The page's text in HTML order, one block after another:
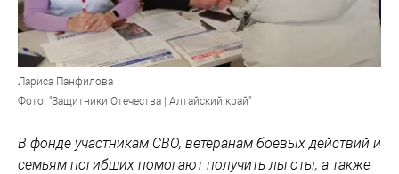
Лариса Панфилова
Фото: "Защитники Отечества | Алтайский край"
В фонде участникам СВО, ветеранам боевых действий и
семьям погибших помогают получить льготы, а также